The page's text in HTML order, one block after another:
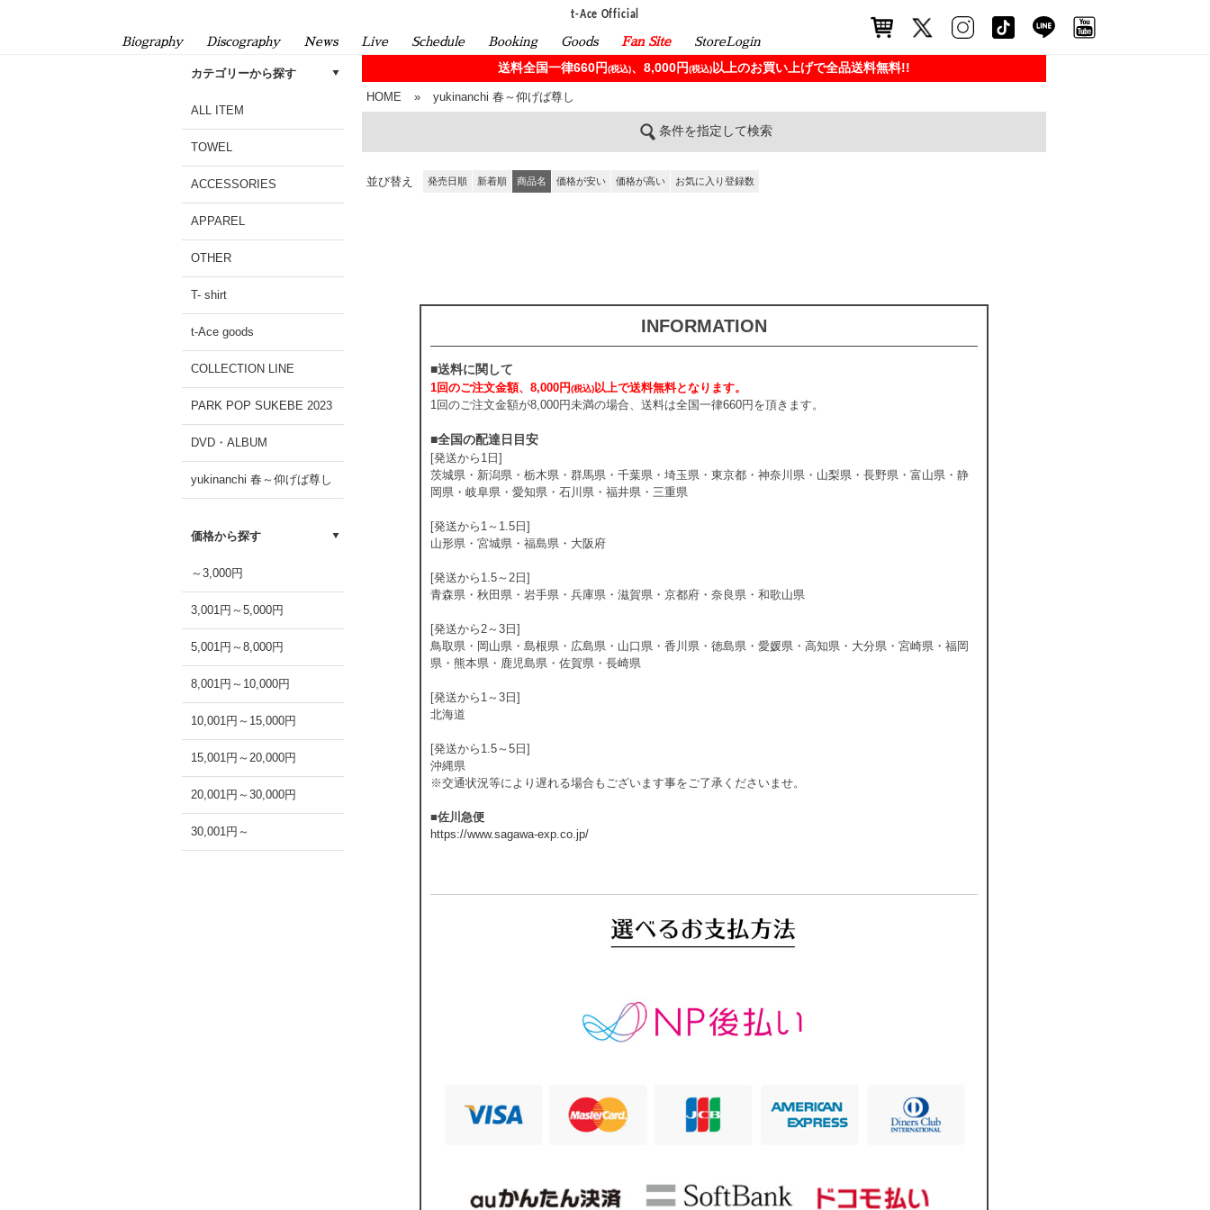
t-Ace Official
Biography Discography News Live Schedule Booking Goods Fan Site StoreLogin
カテゴリーから探す
ALL ITEM
TOWEL
ACCESSORIES
APPAREL
OTHER
T- shirt
t-Ace goods
COLLECTION LINE
PARK POP SUKEBE 2023
DVD・ALBUM
yukinanchi 春～仰げば尊し
価格から探す
～3,000円
3,001円～5,000円
5,001円～8,000円
8,001円～10,000円
10,001円～15,000円
15,001円～20,000円
20,001円～30,000円
30,001円～
送料全国一律660円(税込)、8,000円(税込) 以上のお買い上げで全品送料無料!!
HOME » yukinanchi 春～仰げば尊し
条件を指定して検索
並び替え 発売日順 新着順 商品名 価格が安い 価格が高い お気に入り登録数
INFORMATION
■送料に関して
1回のご注文金額、8,000円(税込)以上で送料無料となります。
1回のご注文金額が8,000円未満の場合、送料は全国一律660円を頂きます。
■全国の配達日目安
[発送から1日]
茨城県・新潟県・栃木県・群馬県・千葉県・埼玉県・東京都・神奈川県・山梨県・長野県・富山県・静
岡県・岐阜県・愛知県・石川県・福井県・三重県
[発送から1～1.5日]
山形県・宮城県・福島県・大阪府
[発送から1.5～2日]
青森県・秋田県・岩手県・兵庫県・滋賀県・京都府・奈良県・和歌山県
[発送から2～3日]
鳥取県・岡山県・島根県・広島県・山口県・香川県・徳島県・愛媛県・高知県・大分県・宮崎県・福岡
県・熊本県・鹿児島県・佐賀県・長崎県
[発送から1～3日]
北海道
[発送から1.5～5日]
沖縄県
※交通状況等により遅れる場合もございます事をご了承くださいませ。
■佐川急便
https://www.sagawa-exp.co.jp/